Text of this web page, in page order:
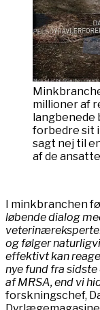
millioner af
langbenede
forbedre sit
sagt nej til
af de
I minkbranchen
løbende dialog
og følger
effektivt kan
nye fund fra
af MRSA, end vi
forskningschef,